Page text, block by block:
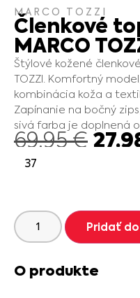
MARCO TOZZI
Členkové
MARCO
Štýlové kožené
TOZZI. Komfortný
kombinácia koža a
Zapínanie na bočný
sivá farba je doplnená o
69.95€
37
Pridať
O produkte